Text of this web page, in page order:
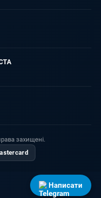
захищені.
Написати